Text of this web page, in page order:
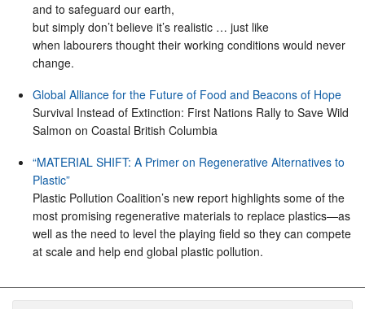
and to safeguard our earth,
but simply don’t believe it’s realistic … just like
when labourers thought their working conditions would never
change.
Global Alliance for the Future of Food and Beacons of Hope
Survival Instead of Extinction: First Nations Rally to Save Wild
Salmon on Coastal British Columbia
“MATERIAL SHIFT: A Primer on Regenerative Alternatives to
Plastic”
Plastic Pollution Coalition’s new report highlights some of the
most promising regenerative materials to replace plastics—as
well as the need to level the playing field so they can compete
at scale and help end global plastic pollution.